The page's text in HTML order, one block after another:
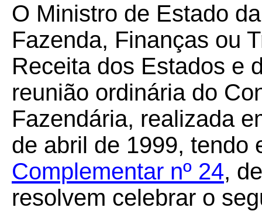
O Ministro de Estado
Fazenda, Finanças ou
Receita dos Estados e
reunião ordinária do
Fazendária, realizada
de abril de 1999,
Complementar nº 24,
resolvem celebrar o